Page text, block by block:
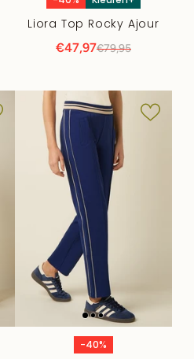
Liora Top Rocky Ajour
€47,97€79,95
-40%